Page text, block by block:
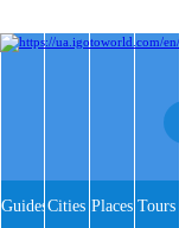
Guides Cities Places Tours